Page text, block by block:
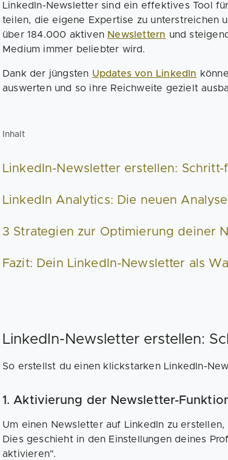
LinkedIn-Newsletter sind ein effektives Tool
teilen, die eigene Expertise zu unterstreichen
über 184.000 aktiven Newslettern und
Medium immer beliebter wird.
Dank der jüngsten Updates von LinkedIn
auswerten und so ihre Reichweite gezielt
Inhalt
LinkedIn-Newsletter erstellen: Schritt-
LinkedIn Analytics: Die neuen
3 Strategien zur Optimierung deiner
Fazit: Dein LinkedIn-Newsletter als
LinkedIn-Newsletter erstellen:
So erstellst du einen klickstarken LinkedIn-
1. Aktivierung der Newsletter-
Um einen Newsletter auf LinkedIn zu
Dies geschieht in den Einstellungen deines
aktivieren".